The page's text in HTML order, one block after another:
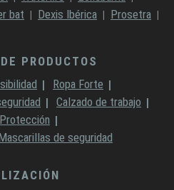
bat Dexis Ibérica
Prosetra
PRODUCTOS
Ropa Forte
Calzado de trabajo
de seguridad